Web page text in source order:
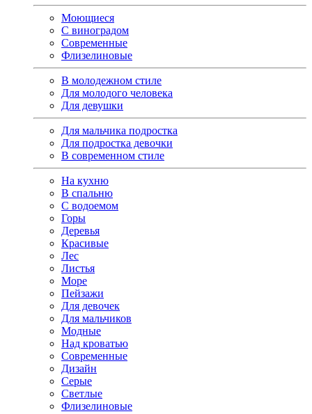
Моющиеся
С виноградом
Современные
Флизелиновые
В молодежном стиле
Для молодого человека
Для девушки
Для мальчика подростка
Для подростка девочки
В современном стиле
На кухню
В спальню
С водоемом
Горы
Деревья
Красивые
Лес
Листья
Море
Пейзажи
Для девочек
Для мальчиков
Модные
Над кроватью
Современные
Дизайн
Серые
Светлые
Флизелиновые